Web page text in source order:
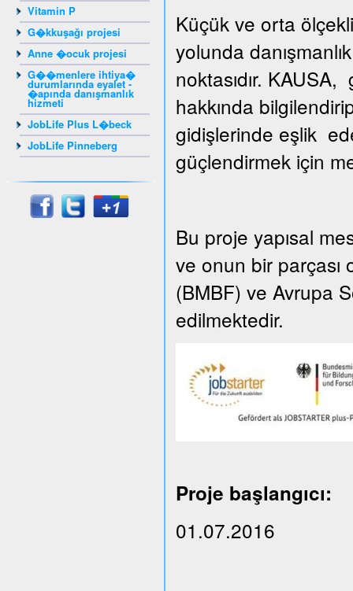
Vitamin P
G�kkuşağı projesi
Anne �ocuk projesi
G��menlere ihtiya�
durumlarında eyalet -
�apında danışmanlık
hizmeti
JobLife Plus L�beck
JobLife Pinneberg
Küçük ve orta
yolunda
noktasıdır.
hakkında
gidişlerinde eşlik
güçlendirmek için
Bu proje yapısal
ve onun bir parçası
(BMBF) ve Avrupa
edilmektedir.
Proje başlangıcı:
01.07.2016